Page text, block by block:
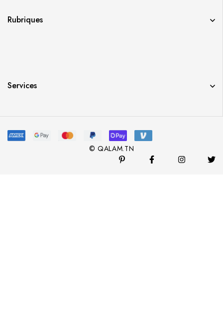
Rubriques
Services
© QALAM.TN